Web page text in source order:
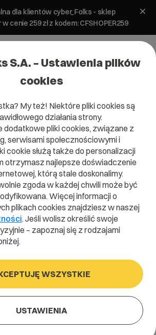
dla klientów cyber_Folks - sklep
cenie 259 zł z kodem: CFSHOPER259
wersję PHP domeny?
wersję PHP domeny?
Artykuł dla panelu:
direct_Admin
server_Panel
cyber_Admin
S.A. – Ustawienia plików
cookies
My też! Niektóre pliki cookies są
działania strony.
dodatkowe pliki cookies, związane z
serwisami społecznościowymi i
cookie służą także do personalizacji
otrzymasz najlepsze doświadczenie
którą stale doskonalimy.
zgoda w każdej chwili może być
Więcej informacji o
plikach cookies znajdziesz w naszej
. Jeśli wolisz określić swoje
– zapoznaj się z rodzajami
WSZYSTKIE
USTAWIENIA